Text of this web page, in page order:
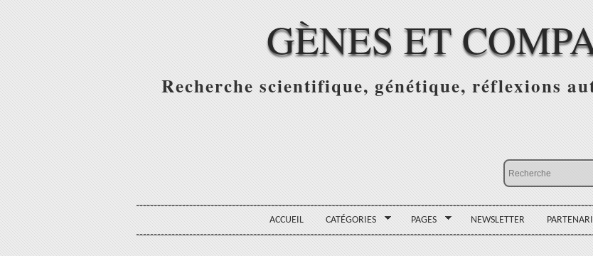
GÈNES ET
Recherche scientifique, génétique, réflexions
ACCUEIL CATÉGORIES PAGES NEWSLETTER